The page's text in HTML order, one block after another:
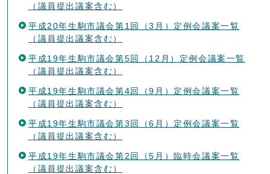
（議員提出議案含む）
平成20年生駒市議会第1回（3月）定例会議案一覧
（議員提出議案含む）
平成19年生駒市議会第5回（12月）定例会議案一覧
（議員提出議案含む）
平成19年生駒市議会第4回（9月）定例会議案一覧
（議員提出議案含む）
平成19年生駒市議会第3回（6月）定例会議案一覧
（議員提出議案含む）
平成19年生駒市議会第2回（5月）臨時会議案一覧
（議員提出議案含む）